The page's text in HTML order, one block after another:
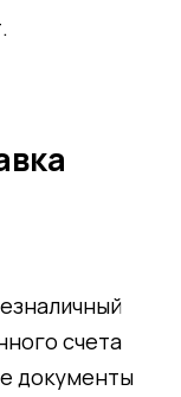
счета
документы